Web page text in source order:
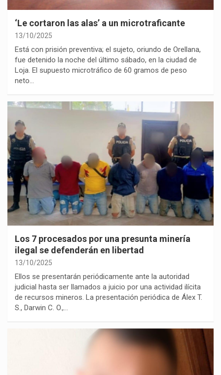
‘Le cortaron las alas’ a un microtraficante
13/10/2025
Está con prisión preventiva; el sujeto, oriundo de Orellana,
fue detenido la noche del último sábado, en la ciudad de
Loja. El supuesto microtráfico de 60 gramos de peso
neto…
Los 7 procesados por una presunta minería
ilegal se defenderán en libertad
13/10/2025
Ellos se presentarán periódicamente ante la autoridad
judicial hasta ser llamados a juicio por una actividad ilícita
de recursos mineros. La presentación periódica de Álex T.
S., Darwin C. O.,…